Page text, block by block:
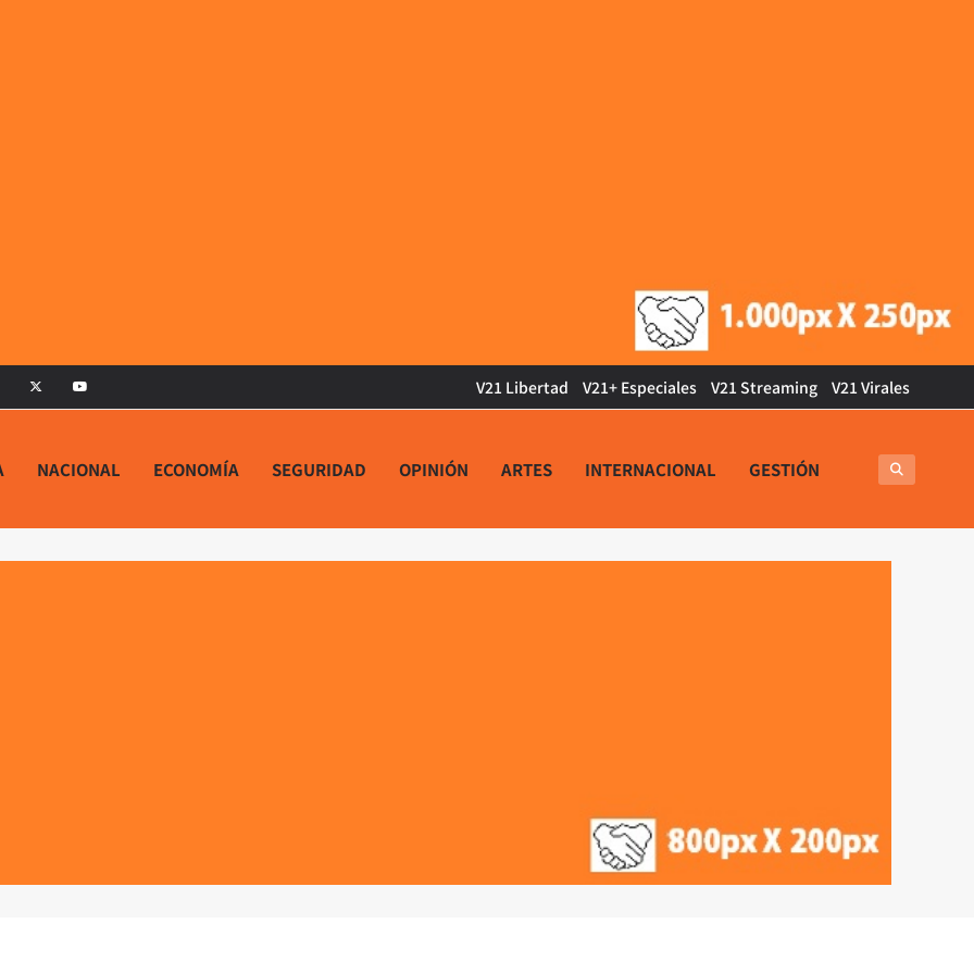
V21 Libertad V21+ Especiales V21 Streaming V21 Virales
NACIONAL ECONOMÍA SEGURIDAD OPINIÓN ARTES INTERNACIONAL GESTIÓN